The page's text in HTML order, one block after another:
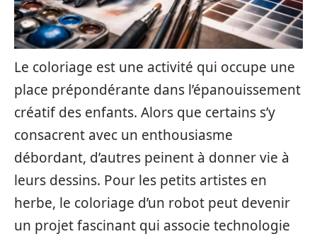
Le coloriage est une activité qui occupe une
place prépondérante dans l’épanouissement
créatif des enfants. Alors que certains s’y
consacrent avec un enthousiasme
débordant, d’autres peinent à donner vie à
leurs dessins. Pour les petits artistes en
herbe, le coloriage d’un robot peut devenir
un projet fascinant qui associe technologie